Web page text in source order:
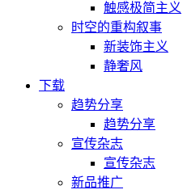
触感极简主义
时空的重构叙事
新装饰主义
静奢风
下载
趋势分享
趋势分享
宣传杂志
宣传杂志
新品推广